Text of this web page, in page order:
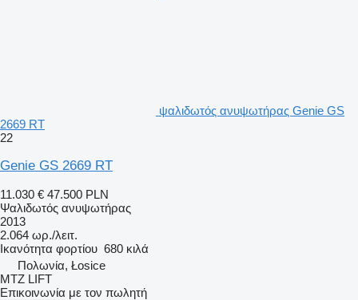
ψαλιδωτός ανυψωτήρας Genie GS
2669 RT
22
Genie GS 2669 RT
11.030 € 47.500 PLN
Ψαλιδωτός ανυψωτήρας
2013
2.064 ωρ./λειτ.
Ικανότητα φορτίου 680 κιλά
Πολωνία, Łosice
MTZ LIFT
Επικοινωνία με τον πωλητή